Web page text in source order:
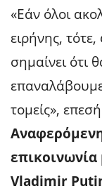
«Εάν όλοι
ειρήνης,
σημαίνει ότι
τομείς»,
Vladimir